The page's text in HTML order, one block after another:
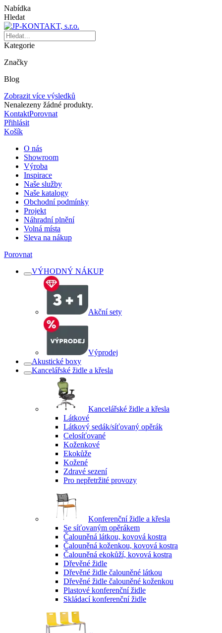
Nabídka
Hledat
Kategorie
Značky
Blog
Zobrazit více výsledků
Nenalezeny žádné produkty.
KontaktPorovnat
Přihlásit
Košík
O nás
Showroom
Výroba
Inspirace
Naše služby
Naše katalogy
Obchodní podmínky
Projekt
Náhradní plnění
Volná místa
Sleva na nákup
Porovnat
VÝHODNÝ NÁKUP
Akční sety
Výprodej
Akustické boxy
Kancelářské židle a křesla
Kancelářské židle a křesla
Látkové
Látkový sedák/síťovaný opěrák
Celosíťované
Koženkové
Ekokůže
Kožené
Zdravé sezení
Pro nepřetržité provozy
Konferenční židle a křesla
Se síťovaným opěrákem
Čalouněná látkou, kovová kostra
Čalouněná koženkou, kovová kostra
Čalouněná ekokůží, kovová kostra
Dřevěné židle
Dřevěné židle čalouněné látkou
Dřevěné židle čalouněné koženkou
Plastové konferenční židle
Skládací konferenční židle